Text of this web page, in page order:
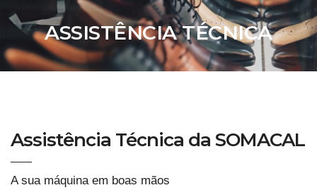
ASSISTÊNCIA TÉCNICA
Assistência Técnica da SOMACAL
A sua máquina em boas mãos